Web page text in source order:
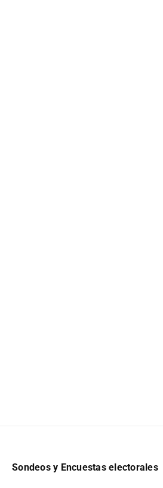
Sondeos y Encuestas electorales